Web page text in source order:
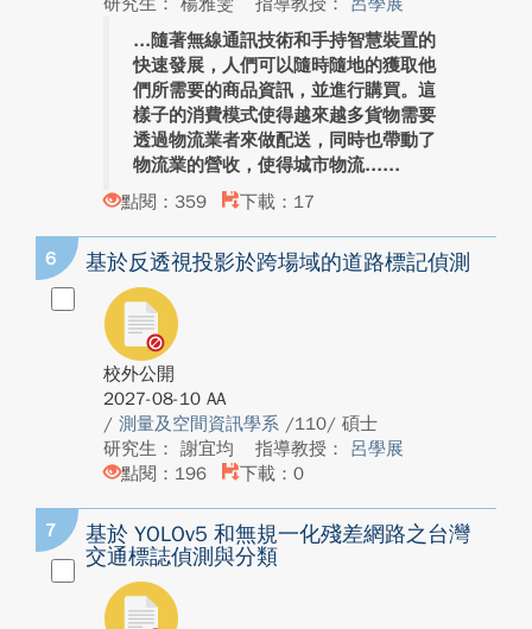
隨著無線通訊技術和手持智慧裝置的
快速發展，人們可以隨時隨地的獲取他
們所需要的商品資訊，並進行購買。這
樣子的消費模式使得越來越多貨物需要
透過物流業者來做配送，同時也帶動了
物流業的營收，使得城市物流...
點閱：359
下載：17
6 基於反透視投影於跨場域的道路標記偵測
校外公開
2027-08-10 AA
/ 測量及空間資訊學系 /110/ 碩士
研究生： 謝宜均
指導教授： 呂學展
點閱：196
下載：0
7
基於 YOLOv5 和無規一化殘差網路之台灣
交通標誌偵測與分類